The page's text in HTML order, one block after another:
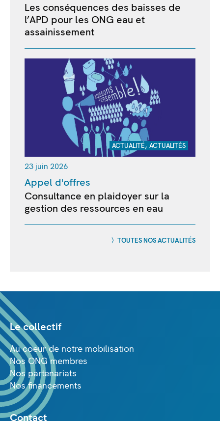
Les conséquences des baisses de
l’APD pour les ONG eau et
assainissement
ACTUALITÉ, ACTUALITÉS
23 juin 2026
Appel d'offres
Consultance en plaidoyer sur la
gestion des ressources en eau
TOUTES NOS ACTUALITÉS
Le collectif
Au coeur de notre mobilisation
Nos ONG membres
Nos partenariats
Nos financements
Contact